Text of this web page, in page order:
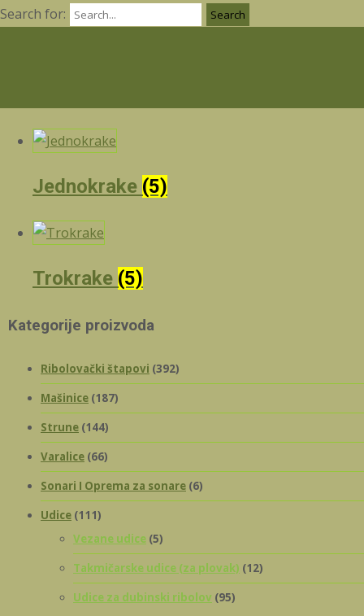
Search for:
Jednokrake (5)
Trokrake (5)
Kategorije proizvoda
Ribolovački štapovi (392)
Mašinice (187)
Strune (144)
Varalice (66)
Sonari I Oprema za sonare (6)
Udice (111)
Vezane udice (5)
Takmičarske udice (za plovak) (12)
Udice za dubinski ribolov (95)